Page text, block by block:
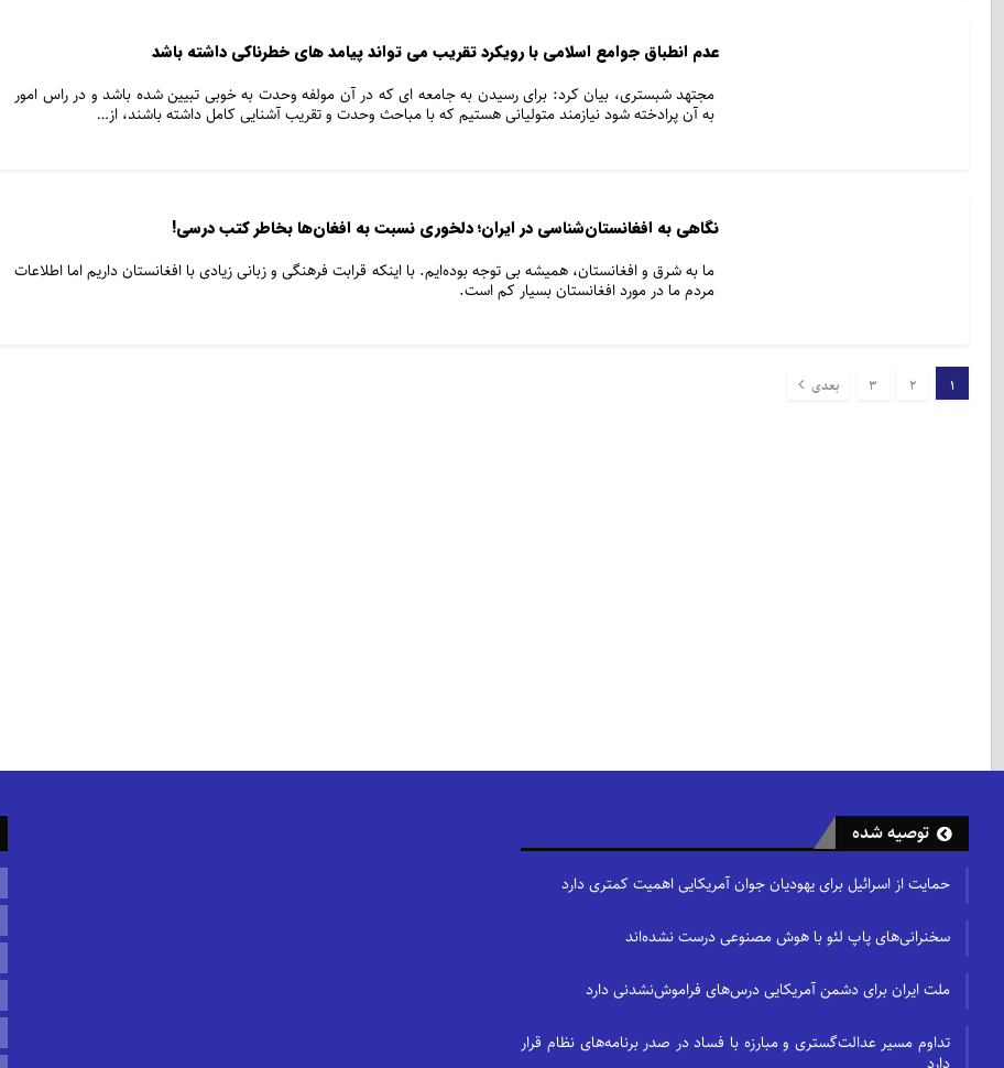
عدم انطباق جوامع اسلامی با رویکرد تقریب می تواند پیامد های خطرناکی داشته باشد
مجتهد شبستری، بیان کرد: برای رسیدن به جامعه ای که در آن مولفه وحدت به خوبی تبیین شده باشد و در راس امور
به آن پرادخته شود نیازمند متولیانی هستیم که با مباحث وحدت و تقریب آشنایی کامل داشته باشند، از…
نگاهی به افغانستان­‌شناسی در ایران؛ دلخوری نسبت به افغان‌ها بخاطر کتب درسی!
ما به شرق و افغانستان، همیشه بی توجه بوده‌­ایم. با اینکه قرابت فرهنگی و زبانی زیادی با افغانستان داریم اما اطلاعات
مردم ما در مورد افغانستان بسیار کم است.
1
2
3 بعدی
توصیه شده
حمایت از اسرائیل برای یهودیان جوان آمریکایی اهمیت کمتری دارد
سخنرانی‌های پاپ لئو با هوش مصنوعی درست نشده‌اند
ملت ایران برای دشمن آمریکایی درس‌های فراموش‌نشدنی دارد
تداوم مسیر عدالت‌گستری و مبارزه با فساد در صدر برنامه‌های نظام قرار